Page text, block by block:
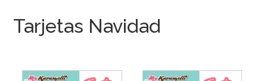
Tarjetas Navidad